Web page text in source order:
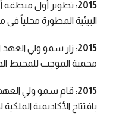
2015: تطوير أول منطقة
البيئية المطورة محلياً في
2015: زار سمو ولي العهد
محمية الموجب للمحيط
2015: قام سمو ولي العهد
بافتتاح الأكاديمية